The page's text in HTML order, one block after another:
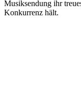
Musiksendung ihr
Konkurrenz hält.